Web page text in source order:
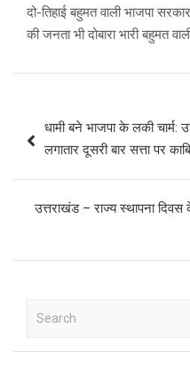
दो-तिहाई बहुमत वाली भाजपा
की जनता भी दोबारा भारी बहुमत
navigation
धामी बने भाजपा के लकी चार्म:
लगातार दूसरी बार सत्ता पर
उत्तराखंड – राज्य स्थापना
a